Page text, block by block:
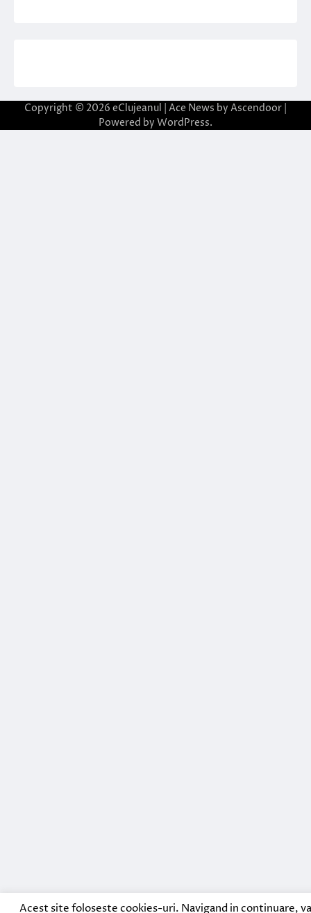
Copyright © 2026 eClujeanul | Ace News by Ascendoor
Powered by WordPress.
Acest site foloseste cookies-uri. Navigand in continuare,